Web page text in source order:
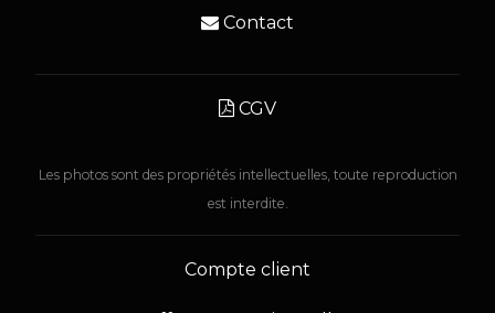
Contact
CGV
Les photos sont des propriétés intellectuelles, toute reproduction
est interdite.
Compte client